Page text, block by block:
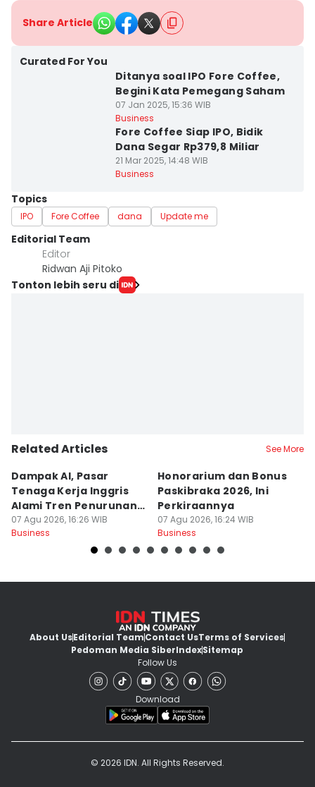
Share Article
Curated For You
Ditanya soal IPO Fore Coffee,
Begini Kata Pemegang Saham
07 Jan 2025, 15:36 WIB
Business
Fore Coffee Siap IPO, Bidik
Dana Segar Rp379,8 Miliar
21 Mar 2025, 14:48 WIB
Business
Topics
IPO Fore Coffee dana Update me
Editorial Team
Editor
Ridwan Aji Pitoko
Tonton lebih seru di
Related Articles See More
Dampak AI, Pasar
Tenaga Kerja Inggris
Alami Tren Penurunan
Terpanjang
07 Agu 2026, 16:26 WIB
Business
Honorarium dan Bonus
Paskibraka 2026, Ini
Perkiraannya
07 Agu 2026, 16:24 WIB
Business
About UsEditorial TeamContact UsTerms of Services
Pedoman Media SiberIndexSitemap
Follow Us
Download
© 2026 IDN. All Rights Reserved.